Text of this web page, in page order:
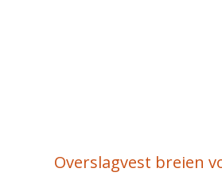
Overslagvest breien